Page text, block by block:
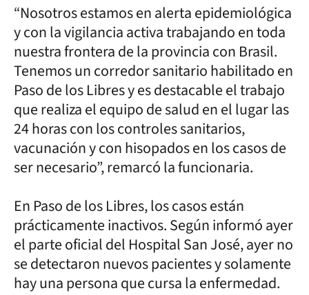
“Nosotros estamos en alerta epidemiológica
y con la vigilancia activa trabajando en toda
nuestra frontera de la provincia con Brasil.
Tenemos un corredor sanitario habilitado en
Paso de los Libres y es destacable el trabajo
que realiza el equipo de salud en el lugar las
24 horas con los controles sanitarios,
vacunación y con hisopados en los casos de
ser necesario”, remarcó la funcionaria.
En Paso de los Libres, los casos están
prácticamente inactivos. Según informó ayer
el parte oficial del Hospital San José, ayer no
se detectaron nuevos pacientes y solamente
hay una persona que cursa la enfermedad.